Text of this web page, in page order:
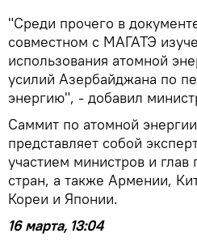
"Среди прочего в
совместном с МАГАТЭ
использования атомной
усилий Азербайджана по
энергию", - добавил
Саммит по атомной
представляет собой
участием министров и глав
стран, а также Армении,
Кореи и Японии.
16 марта, 13:04